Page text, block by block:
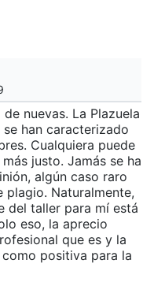
nuevas. La Plazuela
han caracterizado
Cualquiera puede
justo. Jamás se ha
algún caso raro
plagio. Naturalmente,
del taller para mí está
eso, la aprecio
que es y la
positiva para la